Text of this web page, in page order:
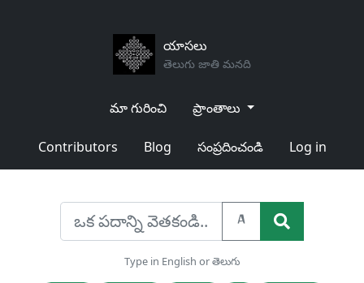
యాసలు
తెలుగు జాతి మనది
మా గురించి ప్రాంతాలు
Contributors Blog సంప్రదించండి Log in
A
Type in English or తెలుగు